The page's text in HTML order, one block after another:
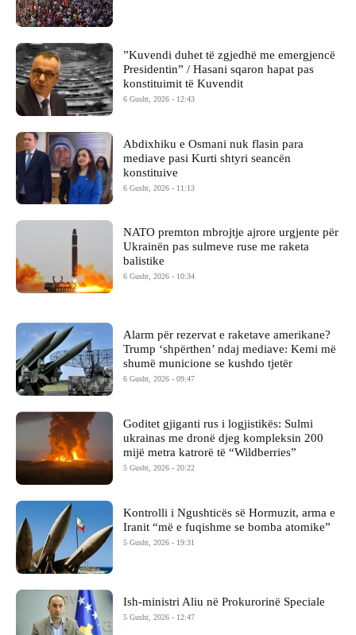
​”Kuvendi duhet të zgjedhë me emergjencë
Presidentin” / Hasani sqaron hapat pas
konstituimit të Kuvendit
6 Gusht, 2026 - 12:43
Abdixhiku e Osmani nuk flasin para
mediave pasi Kurti shtyri seancën
konstituive
6 Gusht, 2026 - 11:13
NATO premton mbrojtje ajrore urgjente për
Ukrainën pas sulmeve ruse me raketa
balistike
6 Gusht, 2026 - 10:34
Alarm për rezervat e raketave amerikane?
Trump ‘shpërthen’ ndaj mediave: Kemi më
shumë municione se kushdo tjetër
6 Gusht, 2026 - 09:47
Goditet gjiganti rus i logjistikës: Sulmi
ukrainas me dronë djeg kompleksin 200
mijë metra katrorë të “Wildberries”
5 Gusht, 2026 - 20:22
Kontrolli i Ngushticës së Hormuzit, arma e
Iranit “më e fuqishme se bomba atomike”
5 Gusht, 2026 - 19:31
Ish-ministri ​Aliu në Prokurorinë Speciale
5 Gusht, 2026 - 12:47